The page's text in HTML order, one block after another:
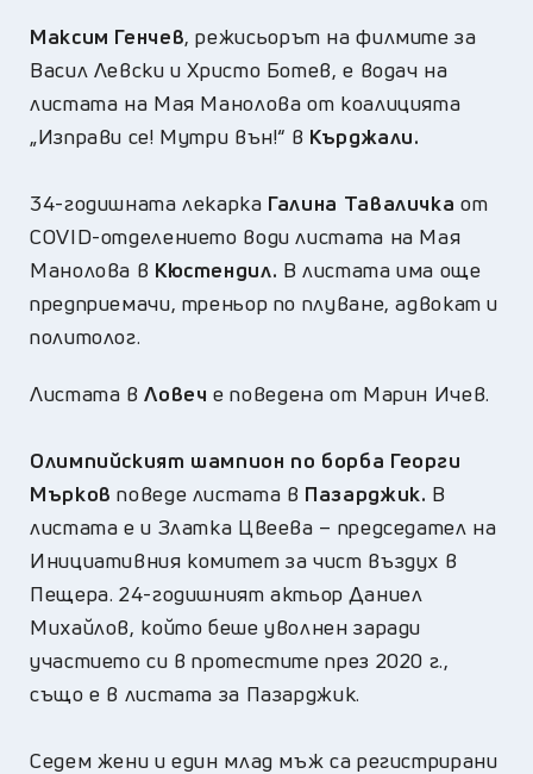
Максим Генчев, режисьорът на филмите за
Васил Левски и Христо Ботев, е водач на
листата на Мая Манолова от коалицията
„Изправи се! Мутри вън!“ в Кърджали.
34-годишната лекарка Галина Таваличка от
COVID-отделението води листата на Мая
Манолова в Кюстендил. В листата има още
предприемачи, треньор по плуване, адвокат и
политолог.
Листата вЛовече поведена от Марин Ичев.
Олимпийският шампион по борба Георги
Мърков поведе листата в Пазарджик. В
листата е и Златка Цвеева – председател на
Инициативния комитет за чист въздух в
Пещера. 24-годишният актьор Даниел
Михайлов, който беше уволнен заради
участието си в протестите през 2020 г.,
също е в листата за Пазарджик.
Седем жени и един млад мъж са регистрирани